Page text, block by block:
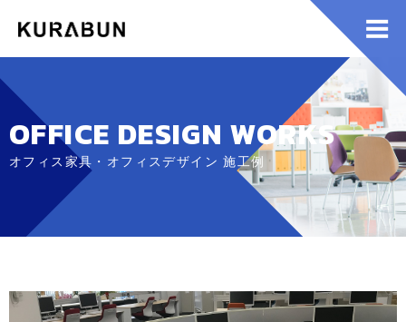
OFFICE DESIGN WORKS
オフィス家具・オフィスデザイン 施工例